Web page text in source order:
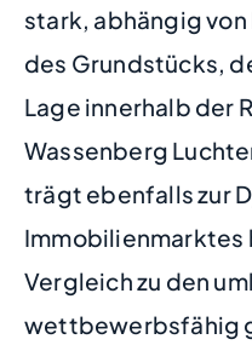
stark, abhängig
des Grundstücks,
Lage innerhalb der
Wassenberg
trägt ebenfalls zur
Immobilienmarktes
Vergleich zu den
wettbewerbsfähig